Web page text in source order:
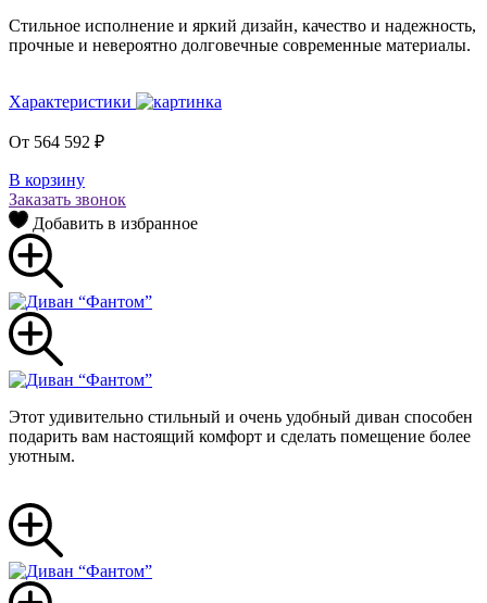
Стильное исполнение и яркий дизайн, качество и надежность,
прочные и невероятно долговечные современные материалы.
Характеристики
От 564 592 ₽
В корзину
Заказать звонок
Добавить в избранное
Этот удивительно стильный и очень удобный диван способен
подарить вам настоящий комфорт и сделать помещение более
уютным.